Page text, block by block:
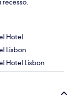
Hotel
Lisbon
Hotel Lisbon